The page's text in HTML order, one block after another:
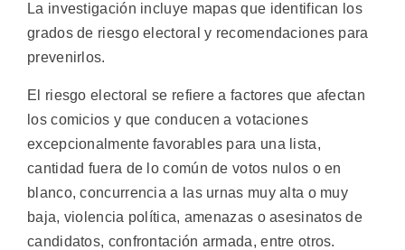
La investigación incluye mapas que identifican los
grados de riesgo electoral y recomendaciones para
prevenirlos.
El riesgo electoral se refiere a factores que afectan
los comicios y que conducen a votaciones
excepcionalmente favorables para una lista,
cantidad fuera de lo común de votos nulos o en
blanco, concurrencia a las urnas muy alta o muy
baja, violencia política, amenazas o asesinatos de
candidatos, confrontación armada, entre otros.